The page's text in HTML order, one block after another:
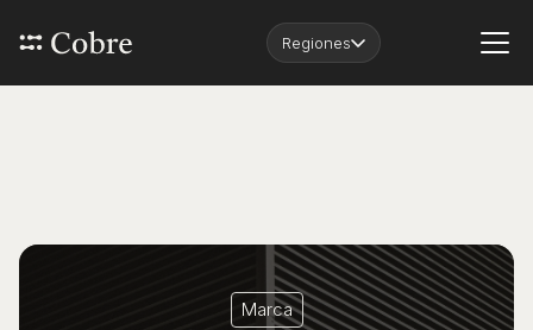
Regiones
Marca